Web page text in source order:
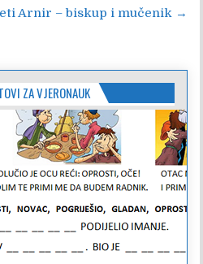
Arnir – biskup i mučenik →
ZA VJERONAUK